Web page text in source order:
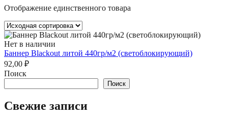
Отображение единственного товара
Нет в наличии
Баннер Blackout литой 440гр/м2 (светоблокирующий)
92,00 ₽
Поиск
Поиск
Свежие записи